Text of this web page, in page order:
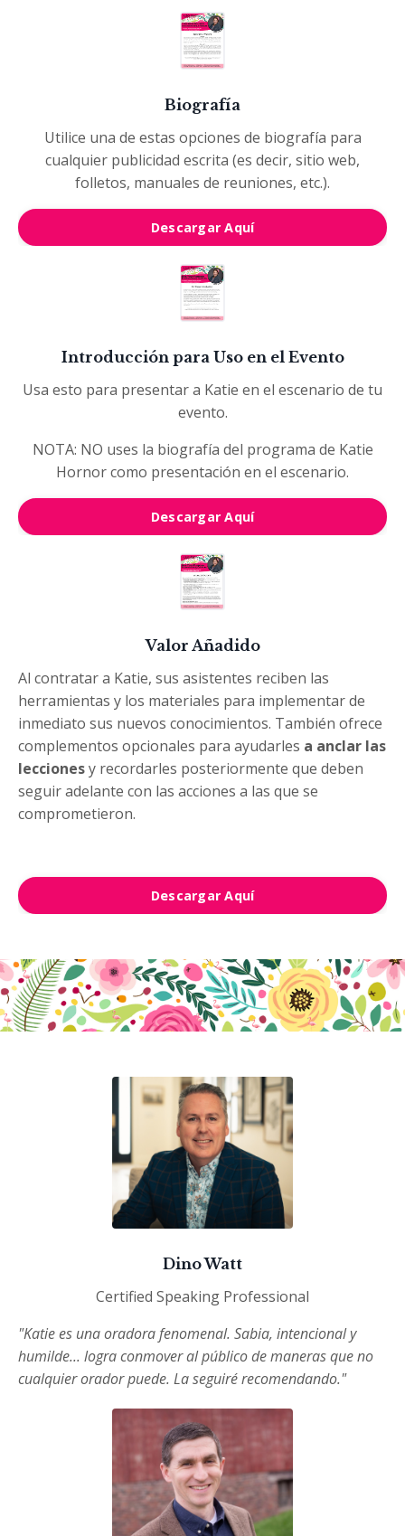
Biografía
Utilice una de estas opciones de biografía para
cualquier publicidad escrita (es decir, sitio web,
folletos, manuales de reuniones, etc.).
Descargar Aquí
Introducción para Uso en el Evento
Usa esto para presentar a Katie en el escenario de tu
evento.
NOTA: NO uses la biografía del programa de Katie
Hornor como presentación en el escenario.
Descargar Aquí
Valor Añadido
Al contratar a Katie, sus asistentes reciben las
herramientas y los materiales para implementar de
inmediato sus nuevos conocimientos. También ofrece
complementos opcionales para ayudarles a anclar las
leccionesy recordarles posteriormente que deben
seguir adelante con las acciones a las que se
comprometieron.
Descargar Aquí
Dino Watt
Certified Speaking Professional
"Katie es una oradora fenomenal. Sabia, intencional y
humilde... logra conmover al público de maneras que no
cualquier orador puede. La seguiré recomendando."